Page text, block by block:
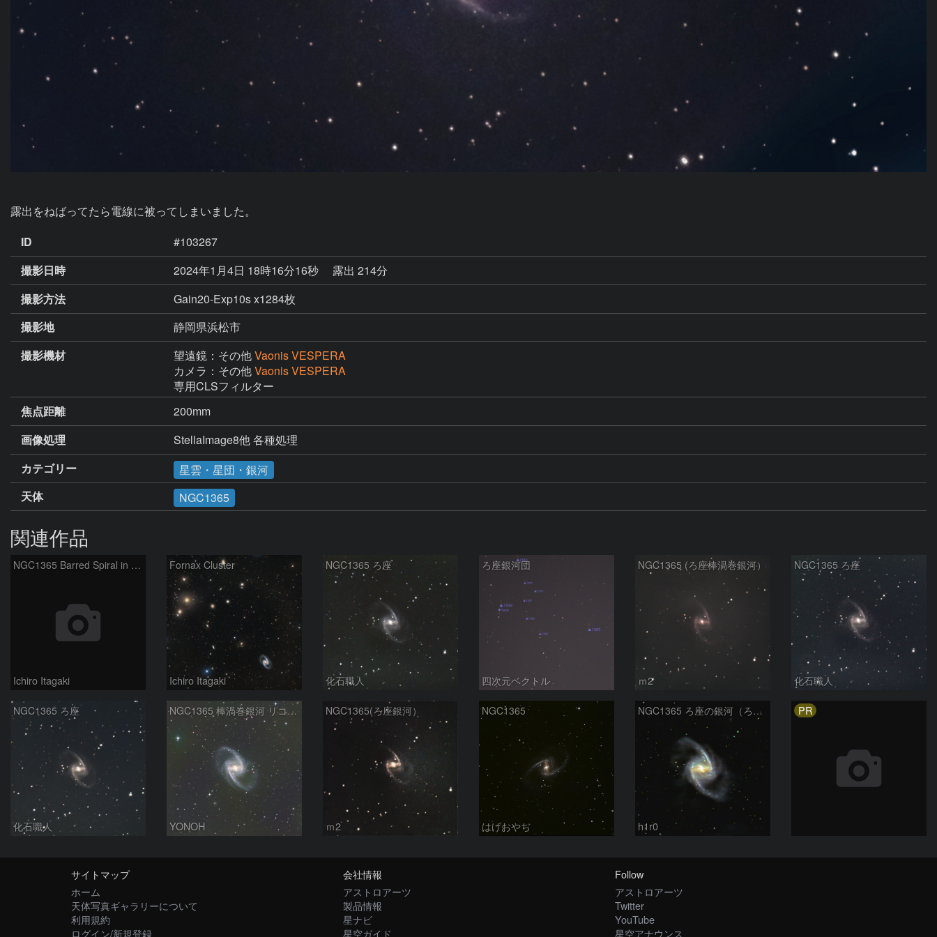
露出をねばってたら電線に被ってしまいました。
ID
#103267
撮影日時
2024年1月4日 18時16分16秒
露出 214分
撮影方法
Gain20-Exp10s x1284枚
撮影地
静岡県浜松市
撮影機材
望遠鏡：その他Vaonis VESPERA
カメラ：その他Vaonis VESPERA
専用CLSフィルター
焦点距離
200mm
画像処理
StellaImage8他 各種処理
カテゴリー
星雲・星団・銀河
天体
NGC1365
関連作品
NGC1365 Barred Spiral in Fornax
Ichiro Itagaki
Fornax Cluster
Ichiro Itagaki
NGC1365 ろ座
化石職人
ろ座銀河団
四次元ベクトル
NGC1365 (ろ座棒渦巻銀河）
ｍ2
NGC1365 ろ座
化石職人
NGC1365 ろ座
化石職人
NGC1365 棒渦巻銀河 リコリモ
YONOH
NGC1365(ろ座銀河）
ｍ2
NGC1365
はげおやぢ
NGC1365 ろ座の銀河（ろ座）
h1r0
PR
サイトマップ
ホーム
天体写真ギャラリーについて
利用規約
ログイン/新規登録
会社情報
アストロアーツ
製品情報
星ナビ
星空ガイド
Follow
アストロアーツ
Twitter
YouTube
星空アナウンス